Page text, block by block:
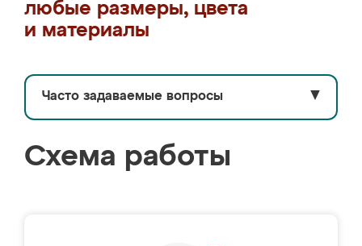
любые размеры, цвета
и материалы
Часто задаваемые вопросы ▼
Схема работы